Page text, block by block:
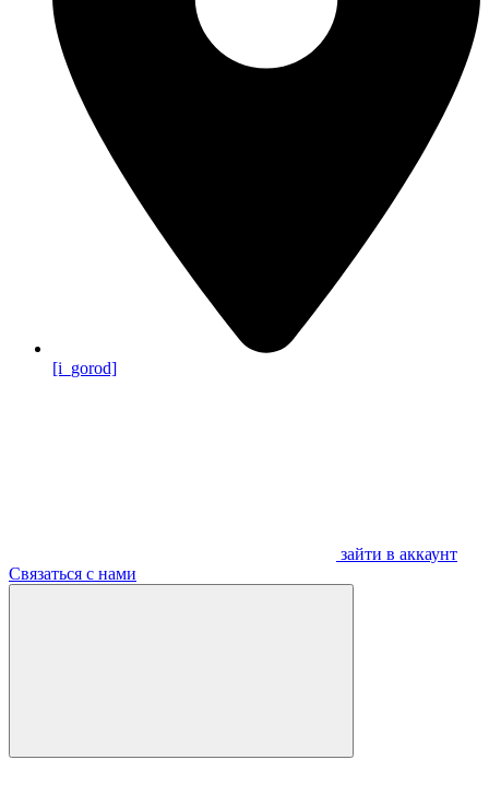
[i_gorod]
зайти в аккаунт
Связаться с нами